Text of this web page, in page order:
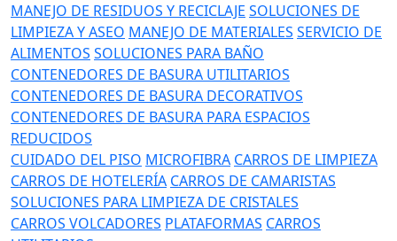
MANEJO DE RESIDUOS Y RECICLAJE SOLUCIONES DE
LIMPIEZA Y ASEO MANEJO DE MATERIALES SERVICIO DE
ALIMENTOS SOLUCIONES PARA BAÑO
CONTENEDORES DE BASURA UTILITARIOS
CONTENEDORES DE BASURA DECORATIVOS
CONTENEDORES DE BASURA PARA ESPACIOS
REDUCIDOS
CUIDADO DEL PISO MICROFIBRA CARROS DE LIMPIEZA
CARROS DE HOTELERÍA CARROS DE CAMARISTAS
SOLUCIONES PARA LIMPIEZA DE CRISTALES
CARROS VOLCADORES PLATAFORMAS CARROS